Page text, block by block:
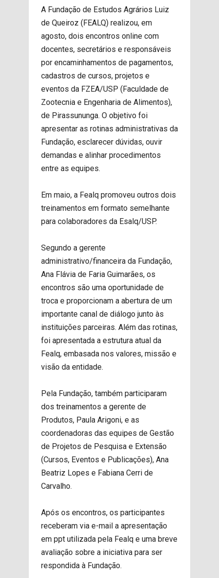
A Fundação de Estudos Agrários Luiz
de Queiroz (FEALQ) realizou, em
agosto, dois encontros online com
docentes, secretários e responsáveis
por encaminhamentos de pagamentos,
cadastros de cursos, projetos e
eventos da FZEA/USP (Faculdade de
Zootecnia e Engenharia de Alimentos),
de Pirassununga. O objetivo foi
apresentar as rotinas administrativas da
Fundação, esclarecer dúvidas, ouvir
demandas e alinhar procedimentos
entre as equipes.
Em maio, a Fealq promoveu outros dois
treinamentos em formato semelhante
para colaboradores da Esalq/USP.
Segundo a gerente
administrativo/financeira da Fundação,
Ana Flávia de Faria Guimarães, os
encontros são uma oportunidade de
troca e proporcionam a abertura de um
importante canal de diálogo junto às
instituições parceiras. Além das rotinas,
foi apresentada a estrutura atual da
Fealq, embasada nos valores, missão e
visão da entidade.
Pela Fundação, também participaram
dos treinamentos a gerente de
Produtos, Paula Arigoni, e as
coordenadoras das equipes de Gestão
de Projetos de Pesquisa e Extensão
(Cursos, Eventos e Publicações), Ana
Beatriz Lopes e Fabiana Cerri de
Carvalho.
Após os encontros, os participantes
receberam via e-mail a apresentação
em ppt utilizada pela Fealq e uma breve
avaliação sobre a iniciativa para ser
respondida à Fundação.